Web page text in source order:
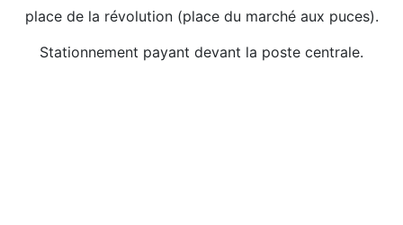
place de la révolution (place du marché aux puces).
Stationnement payant devant la poste centrale.